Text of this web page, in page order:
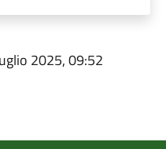
2025, 09:52